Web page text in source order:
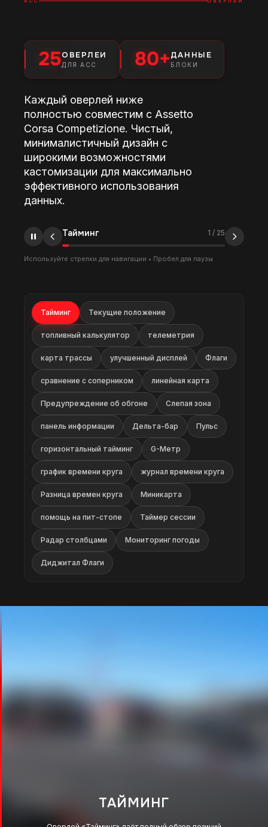
25ОВЕРЛЕИ
ДЛЯ ACC 80+ДАННЫЕ
БЛОКИ
Каждый оверлей ниже
полностью совместим с Assetto
Corsa Competizione. Чистый,
минималистичный дизайн с
широкими возможностями
кастомизации для максимально
эффективного использования
данных.
Текущие положение 2 / 25
Используйте стрелки для навигации • Пробел для паузы
Тайминг Текущие положение
топливный калькулятор телеметрия
карта трассы улучшенный дисплей Флаги
сравнение с соперником линейная карта
Предупреждение об обгоне Слепая зона
панель информации Дельта-бар Пульс
горизонтальный тайминг G-Метр
график времени круга журнал времени круга
Разница времен круга Миникарта
помощь на пит-стопе Таймер сессии
Радар столбцами Мониторинг погоды
Диджитал Флаги